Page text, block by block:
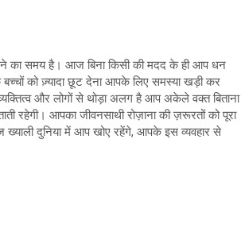
का समय है। आज बिना किसी की मदद के ही आप धन
को ज़्यादा छूट देना आपके लिए समस्या खड़ी कर
और लोगों से थोड़ा अलग है आप अकेले वक्त बिताना
आपका जीवनसाथी रोज़ाना की ज़रूरतों को पूरा
दुनिया में आप खोए रहेंगे, आपके इस व्यवहार से